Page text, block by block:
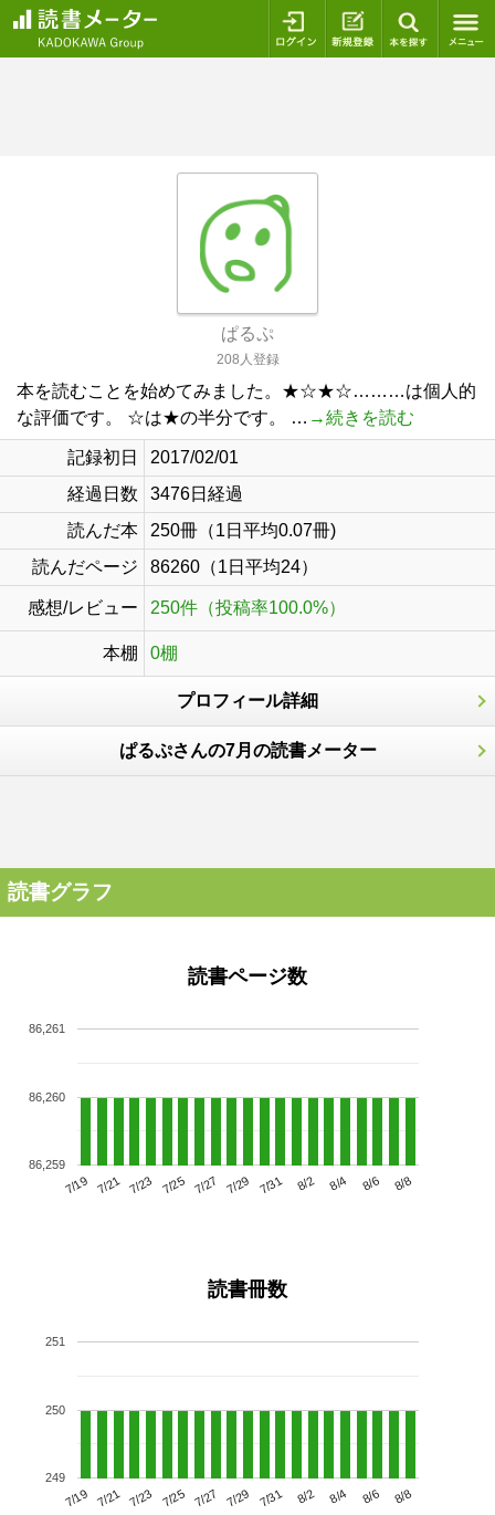
ログイン 新規登録
ぱるぷ
208人登録
本を読むことを始めてみました。★☆★☆………は個人的
な評価です。 ☆は★の半分です。 … →続きを読む
記録初日
2017/02/01
経過日数
3476日経過
読んだ本
250冊（1日平均0.07冊)
読んだページ
86260（1日平均24）
感想/レビュー 250件（投稿率100.0%）
本棚 0棚
プロフィール詳細
ぱるぷさんの7月の読書メーター
読書グラフ
読書ページ数
7/19 7/21 7/23 7/25 7/27 7/29 7/31 8/2 8/4 8/6 8/8
86,259
86,260
86,261
読書冊数
7/19 7/21 7/23 7/25 7/27 7/29 7/31 8/2 8/4 8/6 8/8
249
250
251